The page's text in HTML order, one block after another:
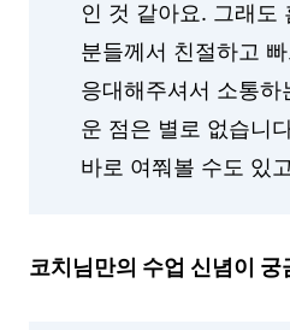
인 것 같아요. 그래도
분들께서 친절하고
응대해주셔서 소통하
운 점은 별로 없습니
바로 여쭤볼 수도 있
코치님만의 수업 신념이 궁